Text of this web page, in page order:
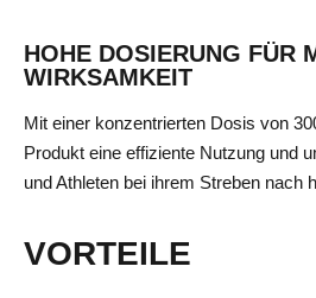
HOHE DOSIERUNG FÜR
WIRKSAMKEIT
Mit einer konzentrierten Dosis von
Produkt eine effiziente Nutzung und
und Athleten bei ihrem Streben nach
VORTEILE